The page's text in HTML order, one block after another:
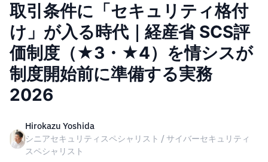
取引条件に「セキュリティ格付
け」が入る時代｜経産省 SCS評
価制度（★3・★4）を情シスが
制度開始前に準備する実務
2026
Hirokazu Yoshida
シニアセキュリティスペシャリスト / サイバーセキュリティ
スペシャリスト